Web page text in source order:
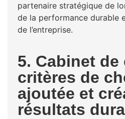
partenaire stratégique de
de la performance durable
de l’entreprise.
5. Cabinet
critères de
ajoutée et
résultats